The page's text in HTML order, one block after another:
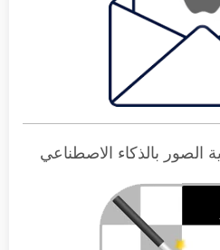
بالذكاء الاصطناعي